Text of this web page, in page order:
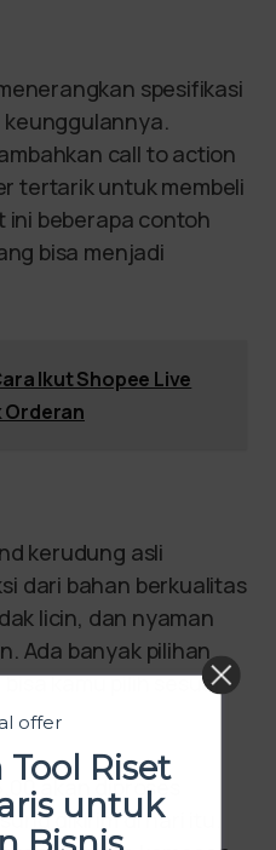
spesifikasi
call to action
tertarik untuk membeli
ini beberapa contoh
bisa menjadi
Ikut Shopee Live
Orderan
kerudung asli
dari bahan berkualitas
licin, dan nyaman
Ada banyak pilihan
kamu pilih sesuai
akan diproses
dikirim di hari itu.
offer
Riset
untuk